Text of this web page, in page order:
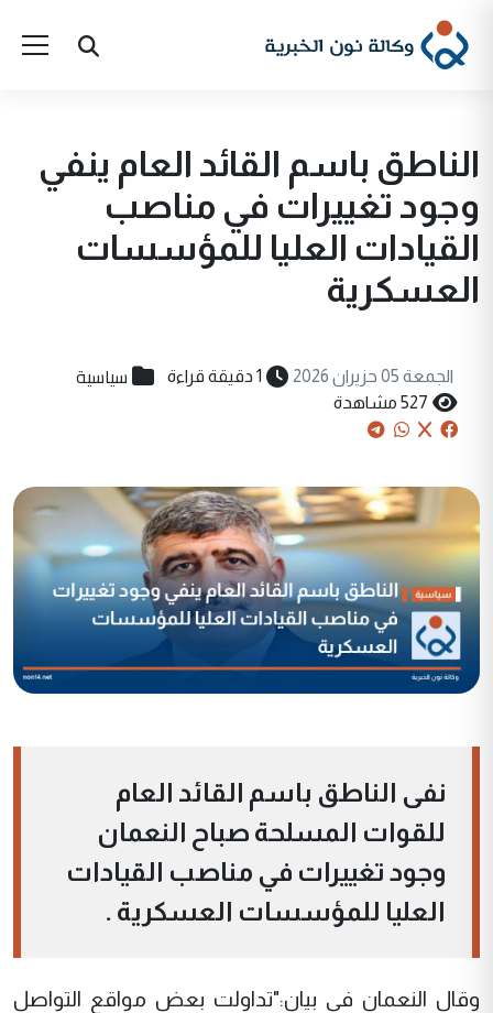
الناطق باسم القائد العام ينفي
وجود تغييرات في مناصب
القيادات العليا للمؤسسات
العسكرية
الجمعة 05 حزيران 2026 1 دقيقة قراءة سياسية
527 مشاهدة
نفى الناطق باسم القائد العام
للقوات المسلحة صباح النعمان
وجود تغييرات في مناصب القيادات
العليا للمؤسسات العسكرية .
وقال النعمان في بيان:"تداولت بعض مواقع التواصل